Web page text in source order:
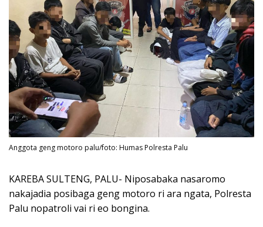
Anggota geng motoro palu/foto: Humas Polresta Palu
KAREBA SULTENG, PALU- Niposabaka nasaromo
nakajadia posibaga geng motoro ri ara ngata, Polresta
Palu nopatroli vai ri eo bongina.